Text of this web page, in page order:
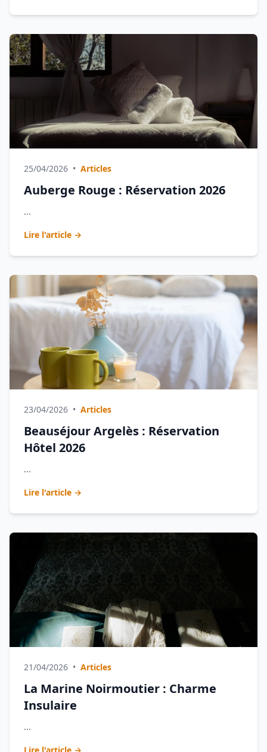
25/04/2026 • Articles
Auberge Rouge : Réservation 2026
...
Lire l'article →
23/04/2026 • Articles
Beauséjour Argelès : Réservation
Hôtel 2026
...
Lire l'article →
21/04/2026 • Articles
La Marine Noirmoutier : Charme
Insulaire
...